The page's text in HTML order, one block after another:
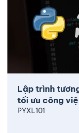
Lập trình
tối ưu công
PYXL101